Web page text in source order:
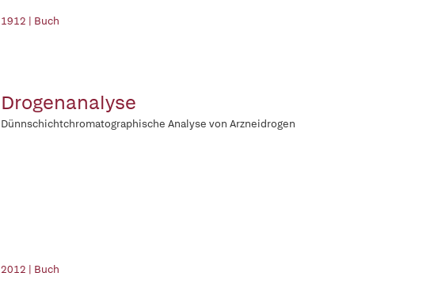
1912 | Buch
Drogenanalyse
Dünnschichtchromatographische Analyse von Arzneidrogen
2012 | Buch